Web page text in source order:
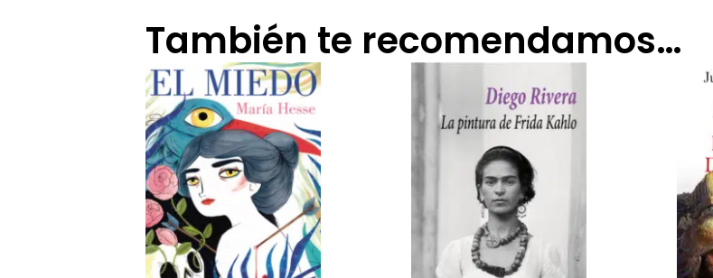
También te recomendamos…